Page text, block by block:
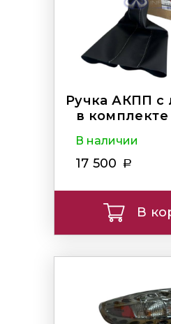
Ручка АКПП с
в
В наличии
17 500
В